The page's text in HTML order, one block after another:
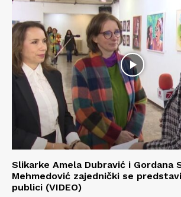
Slikarke Amela Dubravić i Gordana
Mehmedović zajednički se
publici (VIDEO)